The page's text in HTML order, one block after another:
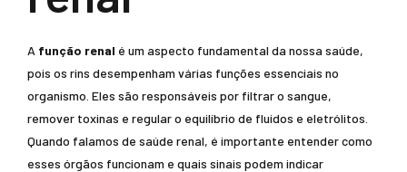
A função renal é um aspecto fundamental da nossa saúde,
pois os rins desempenham várias funções essenciais no
organismo. Eles são responsáveis por filtrar o sangue,
remover toxinas e regular o equilíbrio de fluidos e eletrólitos.
Quando falamos de saúde renal, é importante entender como
esses órgãos funcionam e quais sinais podem indicar